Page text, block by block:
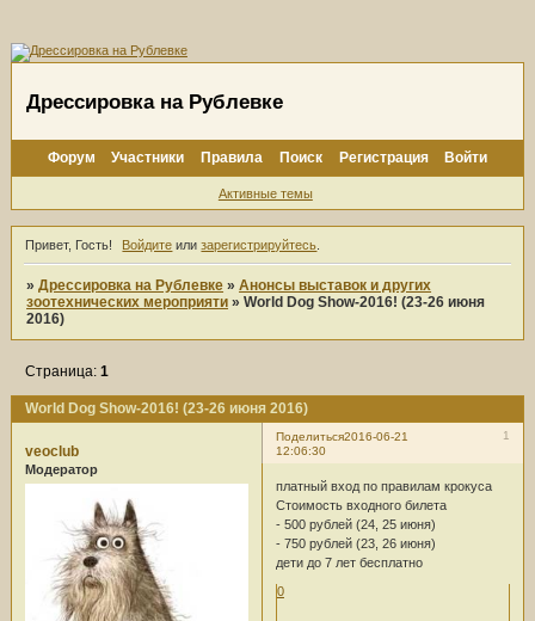
Дрессировка на Рублевке
Форум Участники Правила Поиск Регистрация Войти
Активные темы
Привет, Гость! Войдите илизарегистрируйтесь
»Дрессировка на Рублевке »Анонсы выставок и других
зоотехнических мероприяти »World Dog Show-2016! (23-26 июня
2016)
World Dog Show-2016! (23-26 июня 2016)
Страница:1
Поделиться 1
2016-06-21
12:06:30
veoclub
Модератор
платный вход по правилам крокуса
Стоимость входного билета
- 500 рублей (24, 25 июня)
- 750 рублей (23, 26 июня)
дети до 7 лет бесплатно
0